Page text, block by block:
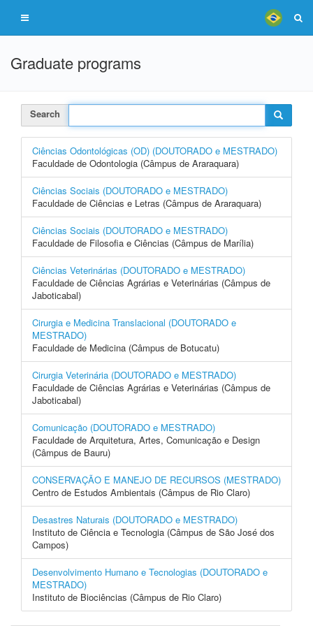
Graduate programs
Search
Ciências Odontológicas (OD) (DOUTORADO e MESTRADO)
Faculdade de Odontologia (Câmpus de Araraquara)
Ciências Sociais (DOUTORADO e MESTRADO)
Faculdade de Ciências e Letras (Câmpus de Araraquara)
Ciências Sociais (DOUTORADO e MESTRADO)
Faculdade de Filosofia e Ciências (Câmpus de Marília)
Ciências Veterinárias (DOUTORADO e MESTRADO)
Faculdade de Ciências Agrárias e Veterinárias (Câmpus de
Jaboticabal)
Cirurgia e Medicina Translacional (DOUTORADO e
MESTRADO)
Faculdade de Medicina (Câmpus de Botucatu)
Cirurgia Veterinária (DOUTORADO e MESTRADO)
Faculdade de Ciências Agrárias e Veterinárias (Câmpus de
Jaboticabal)
Comunicação (DOUTORADO e MESTRADO)
Faculdade de Arquitetura, Artes, Comunicação e Design
(Câmpus de Bauru)
CONSERVAÇÃO E MANEJO DE RECURSOS (MESTRADO)
Centro de Estudos Ambientais (Câmpus de Rio Claro)
Desastres Naturais (DOUTORADO e MESTRADO)
Instituto de Ciência e Tecnologia (Câmpus de São José dos
Campos)
Desenvolvimento Humano e Tecnologias (DOUTORADO e
MESTRADO)
Instituto de Biociências (Câmpus de Rio Claro)